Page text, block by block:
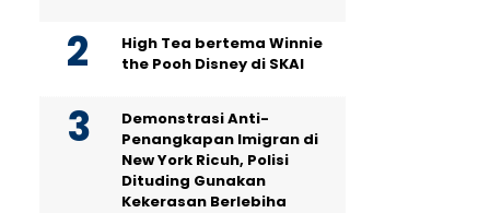
High Tea bertema Winnie
the Pooh Disney di SKAI
Demonstrasi Anti-
Penangkapan Imigran di
New York Ricuh, Polisi
Dituding Gunakan
Kekerasan Berlebiha